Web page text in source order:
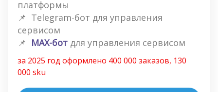
платформы
📌  Telegram-бот для управления
сервисом
📌 MAX-бот для управления сервисом
за 2025 год оформлено 400 000 заказов, 130
000 sku